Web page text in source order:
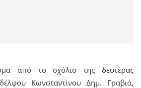
από το σχόλιο της δευτέρας
Κωνσταντίνου Δημ. Γραβιά,